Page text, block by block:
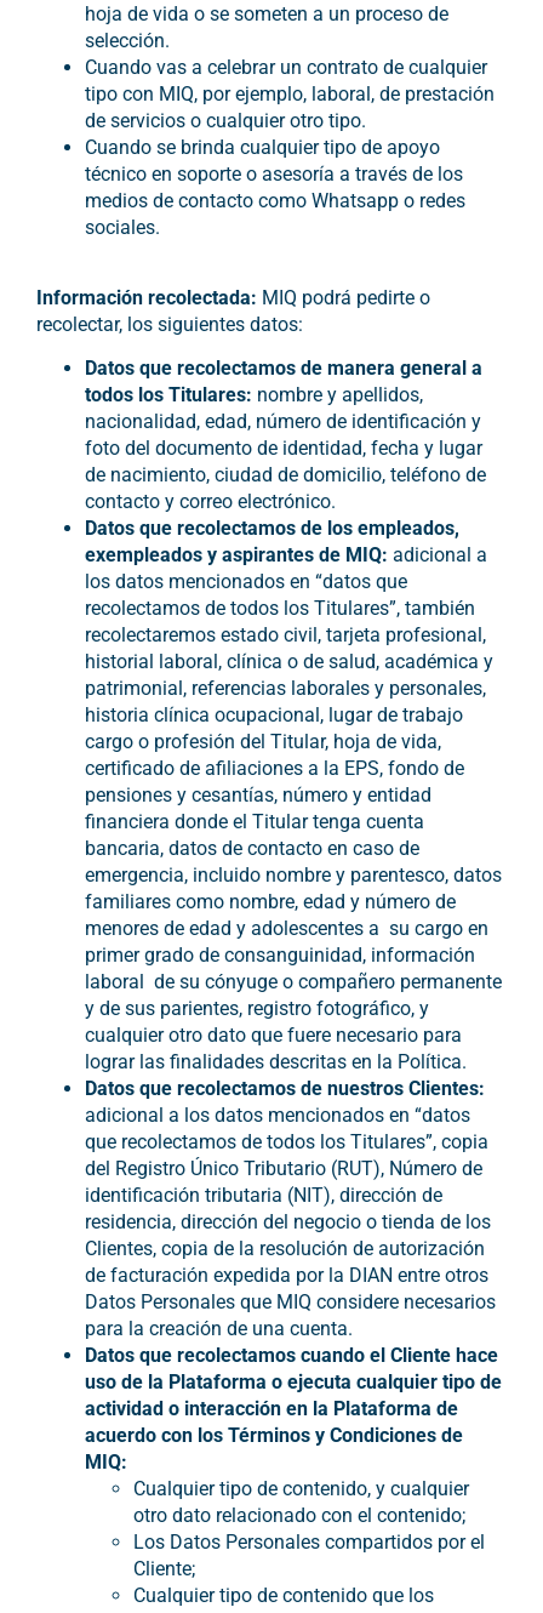
hoja de vida o se someten a un proceso de
selección.
Cuando vas a celebrar un contrato de cualquier
tipo con MIQ, por ejemplo, laboral, de prestación
de servicios o cualquier otro tipo.
Cuando se brinda cualquier tipo de apoyo
técnico en soporte o asesoría a través de los
medios de contacto como Whatsapp o redes
sociales.
Información recolectada: MIQ podrá pedirte o
recolectar, los siguientes datos:
Datos que recolectamos de manera general a
todos los Titulares: nombre y apellidos,
nacionalidad, edad, número de identificación y
foto del documento de identidad, fecha y lugar
de nacimiento, ciudad de domicilio, teléfono de
contacto y correo electrónico.
Datos que recolectamos de los empleados,
exempleados y aspirantes de MIQ:adicional a
los datos mencionados en “datos que
recolectamos de todos los Titulares”, también
recolectaremos estado civil, tarjeta profesional,
historial laboral, clínica o de salud, académica y
patrimonial, referencias laborales y personales,
historia clínica ocupacional, lugar de trabajo
cargo o profesión del Titular, hoja de vida,
certificado de afiliaciones a la EPS, fondo de
pensiones y cesantías, número y entidad
financiera donde el Titular tenga cuenta
bancaria, datos de contacto en caso de
emergencia, incluido nombre y parentesco, datos
familiares como nombre, edad y número de
menores de edad y adolescentes a su cargo en
primer grado de consanguinidad, información
laboral de su cónyuge o compañero permanente
y de sus parientes, registro fotográfico, y
cualquier otro dato que fuere necesario para
lograr las finalidades descritas en la Política.
Datos que recolectamos de nuestros Clientes:
adicional a los datos mencionados en “datos
que recolectamos de todos los Titulares”, copia
del Registro Único Tributario (RUT), Número de
identificación tributaria (NIT), dirección de
residencia, dirección del negocio o tienda de los
Clientes, copia de la resolución de autorización
de facturación expedida por la DIAN entre otros
Datos Personales que MIQ considere necesarios
para la creación de una cuenta.
Datos que recolectamos cuando el Cliente hace
uso de la Plataforma o ejecuta cualquier tipo de
actividad o interacción en la Plataforma de
acuerdo con los Términos y Condiciones de
MIQ:
Cualquier tipo de contenido, y cualquier
otro dato relacionado con el contenido;
Los Datos Personales compartidos por el
Cliente;
Cualquier tipo de contenido que los